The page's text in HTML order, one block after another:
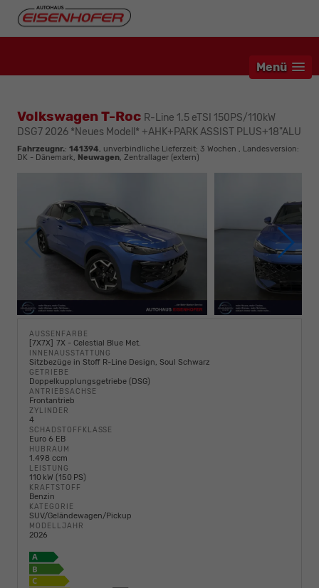
Menü
Volkswagen T-Roc R-Line 1.5 eTSI 150PS/110kW
DSG7 2026 *Neues Modell* +AHK+PARK ASSIST PLUS+18"ALU
Fahrzeugnr.: 141394, unverbindliche Lieferzeit: 3 Wochen , Landesversion:
DK - Dänemark, Neuwagen, Zentrallager (extern)
AUSSENFARBE
7X7X 7X - Celestial Blue Met.
INNENAUSSTATTUNG
Sitzbezüge in Stoff R-Line Design, Soul Schwarz
GETRIEBE
Doppelkupplungsgetriebe (DSG)
ANTRIEBSACHSE
Frontantrieb
ZYLINDER
4
SCHADSTOFFKLASSE
Euro 6 EB
HUBRAUM
1.498 ccm
LEISTUNG
110 kW (150 PS)
KRAFTSTOFF
Benzin
KATEGORIE
SUV/Geländewagen/Pickup
MODELLJAHR
2026